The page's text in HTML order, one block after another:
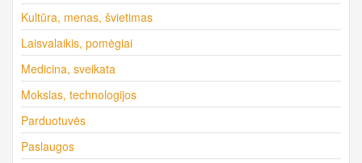
Kultūra, menas, švietimas
Laisvalaikis, pomėgiai
Medicina, sveikata
Mokslas, technologijos
Parduotuvės
Paslaugos